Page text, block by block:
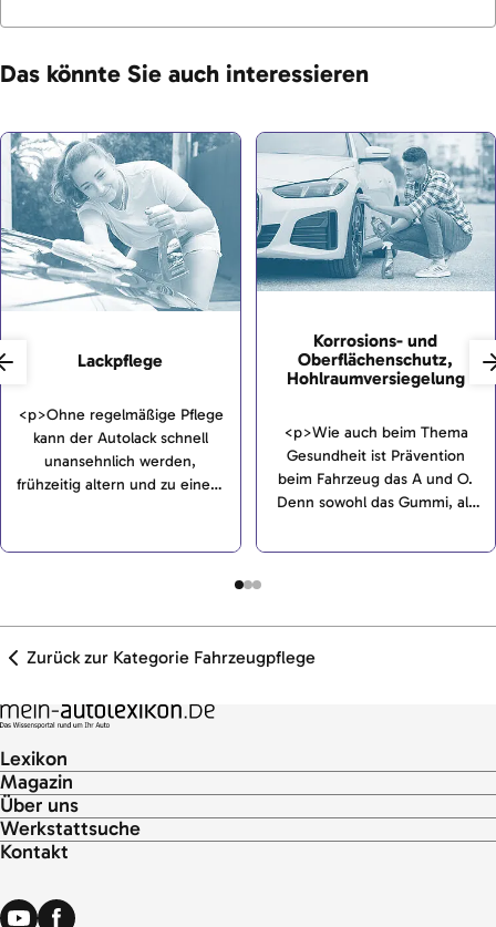
Das könnte Sie auch interessieren
Lackpflege
<p>Ohne regelmäßige Pflege
kann der Autolack schnell
unansehnlich werden,
frühzeitig altern und zu einem
erhält das Erscheinungsbild
Korrosions- und
Oberflächenschutz,
Hohlraumversiegelung
<p>Wie auch beim Thema
Gesundheit ist Prävention
beim Fahrzeug das A und O.
Denn sowohl das Gummi, als
Unterboden können durch die
Zurück zur Kategorie Fahrzeugpflege
Lexikon
Magazin
Über uns
Werkstattsuche
Kontakt